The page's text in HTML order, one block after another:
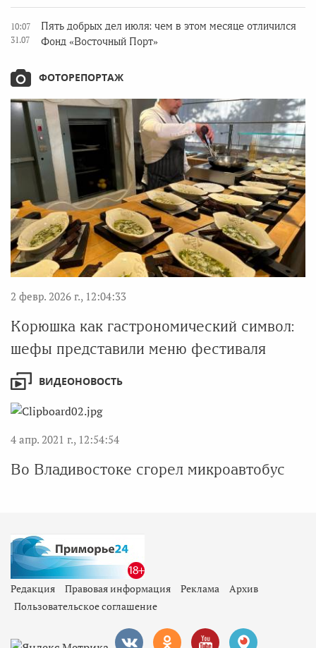
10:07
31.07
Пять добрых дел июля: чем в этом месяце отличился
Фонд «Восточный Порт»
ФОТОРЕПОРТАЖ
2 февр. 2026 г., 12:04:33
Корюшка как гастрономический символ:
шефы представили меню фестиваля
ВИДЕОНОВОСТЬ
4 апр. 2021 г., 12:54:54
Во Владивостоке сгорел микроавтобус
Редакция Правовая информация Реклама
Архив
Пользовательское соглашение